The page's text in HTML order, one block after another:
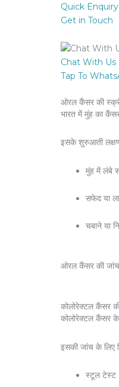
Quick Enquiry
Get in Touch
Chat With Us
Tap To
ओरल कैंसर की
भारत में मुंह का
इसके शुरुआती
मुंह में लंबे
सफेद या
चबाने या
ओरल कैंसर की जांच
कोलोरेक्टल कैंसर
कोलोरेक्टल कैंसर के
इसकी जांच के लिए
स्टूल टेस्ट